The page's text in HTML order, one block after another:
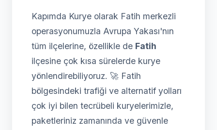
Kapımda Kurye olarak Fatih merkezli
operasyonumuzla Avrupa Yakası'nın
tüm ilçelerine, özellikle de Fatih
ilçesine çok kısa sürelerde kurye
yönlendirebiliyoruz. 🚀 Fatih
bölgesindeki trafiği ve alternatif yolları
çok iyi bilen tecrübeli kuryelerimizle,
paketleriniz zamanında ve güvenle